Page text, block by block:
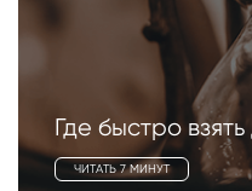
Где быстро взять
ЧИТАТЬ 7 МИНУТ